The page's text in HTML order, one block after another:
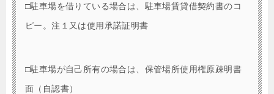
□駐車場を借りている場合は、駐車場賃貸借契約書のコ
ピー。注１又は使用承諾証明書
□駐車場が自己所有の場合は、保管場所使用権原疎明書
面（自認書）